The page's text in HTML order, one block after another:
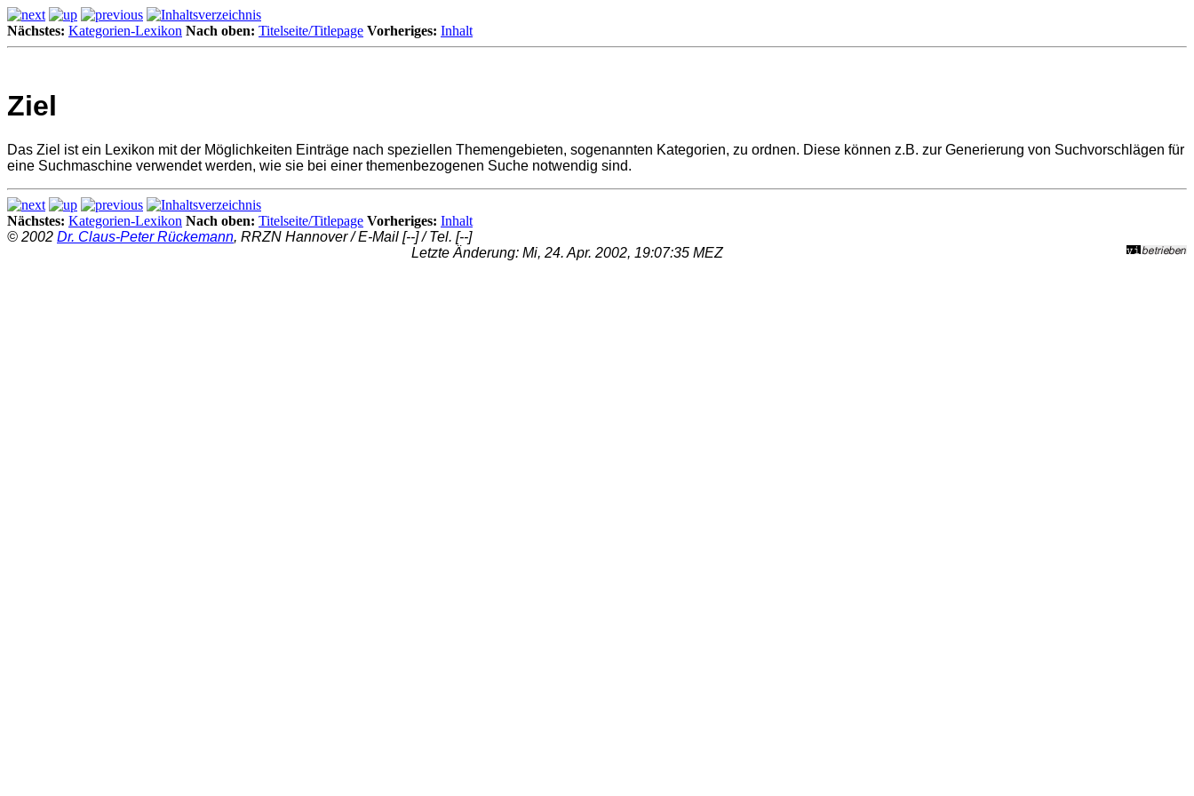
Nächstes: Kategorien-Lexikon Nach oben: Titelseite/Titlepage Vorheriges: Inhalt
Ziel
Das Ziel ist ein Lexikon mit der Möglichkeiten Einträge nach speziellen Themengebieten, sogenannten Kategorien, zu ordnen. Diese können z.B. zur Generierung von Suchvorschlägen für
eine Suchmaschine verwendet werden, wie sie bei einer themenbezogenen Suche notwendig sind.
Nächstes: Kategorien-Lexikon Nach oben: Titelseite/Titlepage Vorheriges: Inhalt
© 2002 Dr. Claus-Peter Rückemann, RRZN Hannover / E-Mail [--]/ Tel. [--]
Letzte Änderung: Mi, 24. Apr. 2002, 19:07:35 MEZ